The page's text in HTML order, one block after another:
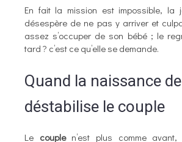
En fait la mission est impossible, la
désespère de ne pas y arriver et
assez s’occuper de son bébé ; le
tard ? c’est ce qu’elle se demande.
Quand la naissance
déstabilise le couple
Le couplen’est plus comme avant,